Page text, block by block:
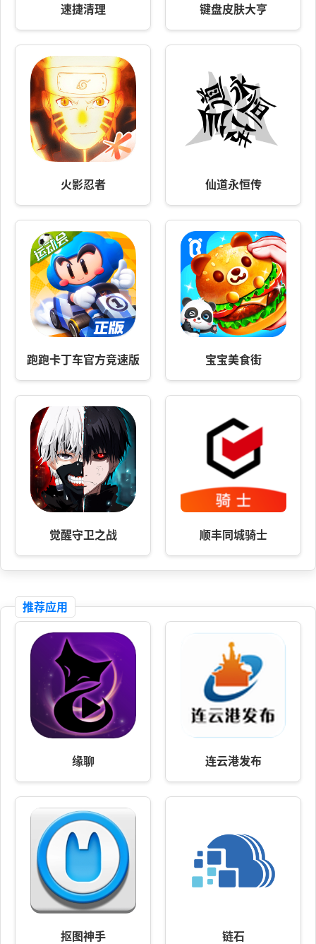
速捷清理 键盘皮肤大亨
火影忍者 仙道永恒传
跑跑卡丁车官方竞速版 宝宝美食街
觉醒守卫之战 顺丰同城骑士
推荐应用
缘聊 连云港发布
抠图神手 链石